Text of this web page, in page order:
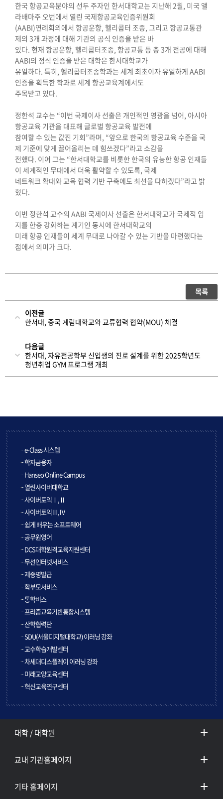
한국 항공교육분야의 선두 주자인 한서대학교는 지난해 2월, 미국 앨
라배마주 오번에서 열린 국제항공교육인증위원회
(AABI)연례회의에서 항공운항, 헬리콥터 조종, 그리고 항공교통관
제의 3개 과정에 대해 기관의 공식 인증을 받은 바
있다. 현재 항공운항, 헬리콥터조종, 항공교통 등 총 3개 전공에 대해
AABI의 정식 인증을 받은 대학은 한서대학교가
유일하다. 특히, 헬리콥터조종학과는 세계 최초이자 유일하게 AABI
인증을 획득한 학과로 세계 항공교육계에서도
주목받고 있다.
정한석 교수는 “이번 국제이사 선출은 개인적인 영광을 넘어, 아시아
항공교육 기관을 대표해 글로벌 항공교육 발전에
참여할 수 있는 값진 기회”라며, “앞으로 한국의 항공교육 수준을 국
제 기준에 맞게 끌어올리는 데 힘쓰겠다”라고 소감을
전했다. 이어 그는 “한서대학교를 비롯한 한국의 유능한 항공 인재들
이 세계적인 무대에서 더욱 활약할 수 있도록, 국제
네트워크 확대와 교육 협력 기반 구축에도 최선을 다하겠다”라고 밝
혔다.
이번 정한석 교수의 AABI 국제이사 선출은 한서대학교가 국제적 입
지를 한층 강화하는 계기인 동시에 한서대학교의
미래 항공 인재들이 세계 무대로 나아갈 수 있는 기반을 마련했다는
점에서 의미가 크다.
목록
이전글
한서대, 중국 계림대학교와 교류협력 협약(MOU) 체결
다음글
한서대, 자유전공학부 신입생의 진로 설계를 위한 2025학년도
청년취업 GYM 프로그램 개최
e-Class 시스템
학자금융자
Hanseo Online Campus
열린사이버대학교
사이버토익Ⅰ,Ⅱ
사이버토익Ⅲ,Ⅳ
쉽게 배우는 소프트웨어
공무원영어
DCS대학원격교육지원센터
무선인터넷서비스
제증명발급
학부모서비스
통학버스
프리즘교육기반통합시스템
산학협력단
SDU(서울디지털대학교) 이러닝 강좌
교수학습개발센터
차세대디스플레이 이러닝 강좌
미래교양교육센터
혁신교육연구센터
대학 / 대학원
교내 기관홈페이지
기타 홈페이지